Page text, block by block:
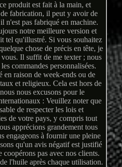
produit est fait à la main, et
fabrication, il peut y avoir de
n'est pas fabriqué en machine.
notre meilleure version et
tel qu'illustré. Si vous souhaitez
chose de précis en tête, je
Il suffit de me texter ; nous
commandes personnalisées.
en raison de week-ends ou de
et religieux. Cela est hors de
nous excusons pour le
: Veuillez noter que
de respecter les lois et
de votre pays, y compris tout
apprécions grandement tous
engageons à fournir une pleine
qu'un avis négatif est justifié
coopérons pas avec nos clients.
l'huile après chaque utilisation.